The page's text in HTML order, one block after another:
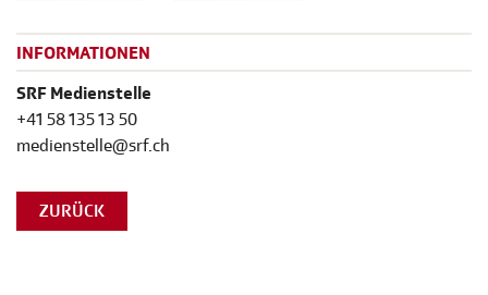
INFORMATIONEN
SRF Medienstelle
+41 58 135 13 50
medienstelle@srf.ch
ZURÜCK